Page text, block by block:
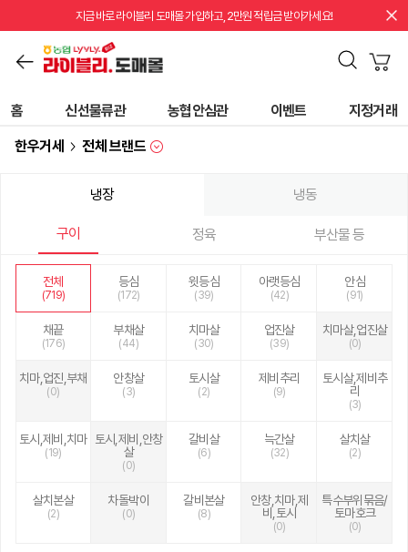
지금 바로 라이블리 도매몰 가입하고, 2만원 적립금 받아가세요!
홈 신선물류관 농협안심관 이벤트 지정거래
한우거세 전체 브랜드
냉장 냉동
구이 정육 부산물 등
전체
(719)
등심
(172)
윗등심
(39)
아랫등심
(42)
안심
(91)
채끝
(176)
부채살
(44)
치마살
(30)
업진살
(39)
치마살,업진살
(0)
치마,업진,부채
(0)
안창살
(3)
토시살
(2)
제비추리
(9)
토시살,제비추
리
(3)
토시,제비,치마
(19)
토시,제비,안창
살
(0)
갈비살
(6)
늑간살
(32)
살치살
(2)
살치본살
(2)
차돌박이
(0)
갈비본살
(8)
안창,치마,제
비,토시
(0)
특수부위묶음/
토마호크
(0)